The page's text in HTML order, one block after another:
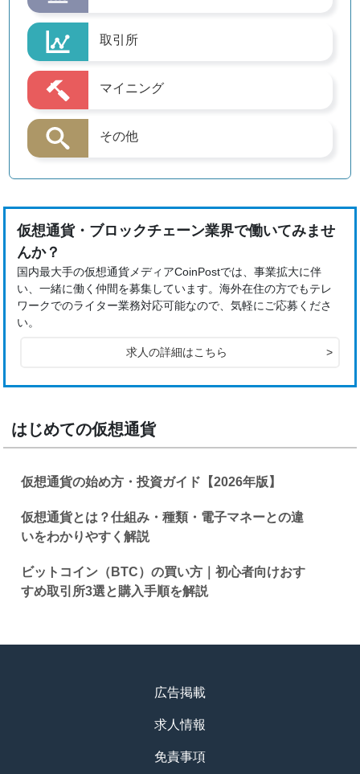
取引所
マイニング
その他
仮想通貨・ブロックチェーン業界で働いてみませ
んか？
国内最大手の仮想通貨メディアCoinPostでは、事業拡大に伴
い、一緒に働く仲間を募集しています。海外在住の方でもテレ
ワークでのライター業務対応可能なので、気軽にご応募くださ
い。
求人の詳細はこちら >
はじめての仮想通貨
仮想通貨の始め方・投資ガイド【2026年版】
仮想通貨とは？仕組み・種類・電子マネーとの違
いをわかりやすく解説
ビットコイン（BTC）の買い方｜初心者向けおす
すめ取引所3選と購入手順を解説
広告掲載
求人情報
免責事項